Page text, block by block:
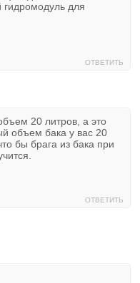
гидромодуль для
ОТВЕТИТЬ
20 литров, а это
объем бака у вас 20
бы брага из бака при
ОТВЕТИТЬ